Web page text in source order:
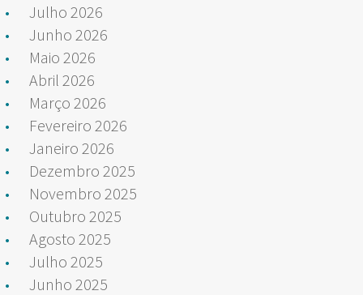
Julho 2026
Junho 2026
Maio 2026
Abril 2026
Março 2026
Fevereiro 2026
Janeiro 2026
Dezembro 2025
Novembro 2025
Outubro 2025
Agosto 2025
Julho 2025
Junho 2025